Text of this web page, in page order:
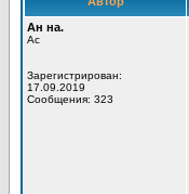
Ан на.
Ас
Зарегистрирован:
17.09.2019
Сообщения: 323